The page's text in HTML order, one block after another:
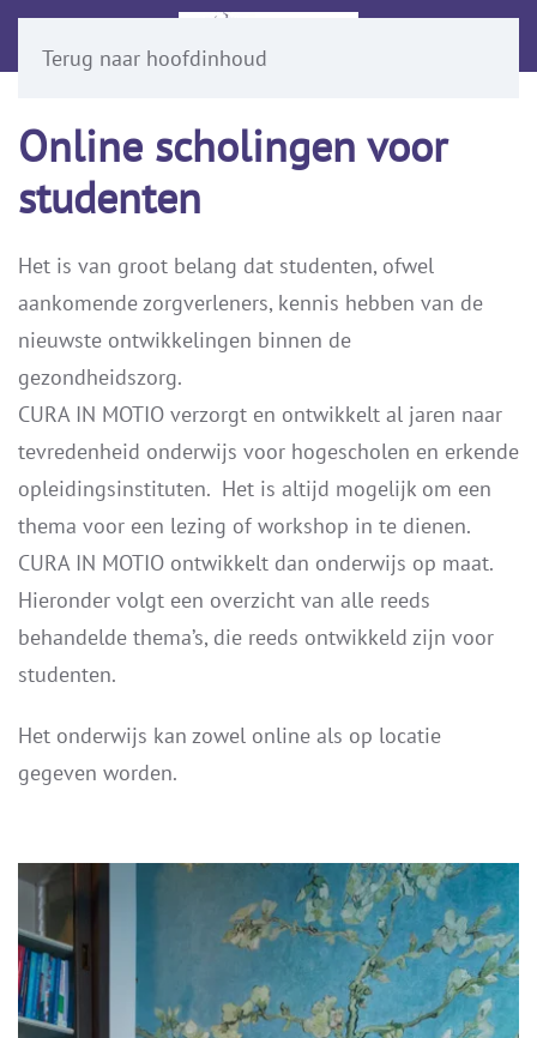
Terug naar hoofdinhoud
Online scholingen voor
studenten
Het is van groot belang dat studenten, ofwel
aankomende zorgverleners, kennis hebben van de
nieuwste ontwikkelingen binnen de
gezondheidszorg.
CURA IN MOTIO verzorgt en ontwikkelt al jaren naar
tevredenheid onderwijs voor hogescholen en erkende
opleidingsinstituten. Het is altijd mogelijk om een
thema voor een lezing of workshop in te dienen.
CURA IN MOTIO ontwikkelt dan onderwijs op maat.
Hieronder volgt een overzicht van alle reeds
behandelde thema’s, die reeds ontwikkeld zijn voor
studenten.
Het onderwijs kan zowel online als op locatie
gegeven worden.